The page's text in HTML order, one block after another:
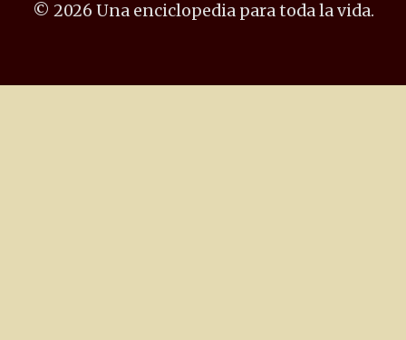
© 2026 Una enciclopedia para toda la vida.